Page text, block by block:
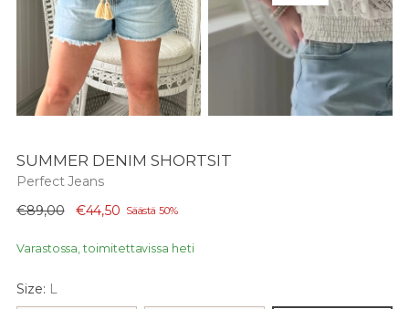
Pelaa
SUMMER DENIM SHORTSIT
Perfect Jeans
Normaali
€89,00 €44,50 Säästä 50%
Varastossa, toimitettavissa heti
Size: L